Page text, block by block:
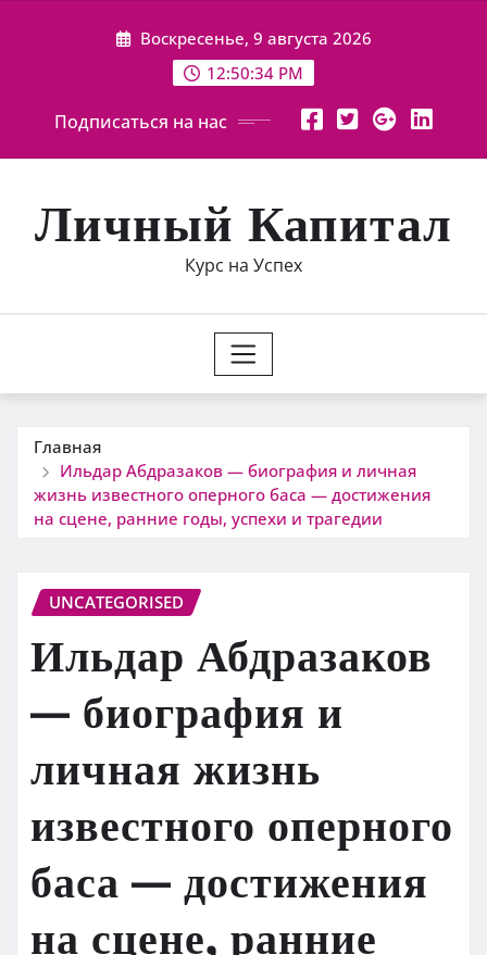
Воскресенье, 9 августа 2026
12:50:35 PM
Подписаться на нас
Личный Капитал
Курс на Успех
Главная
Ильдар Абдразаков — биография и личная
жизнь известного оперного баса — достижения
на сцене, ранние годы, успехи и трагедии
UNCATEGORISED
Ильдар Абдразаков
— биография и
личная жизнь
известного оперного
баса — достижения
на сцене, ранние